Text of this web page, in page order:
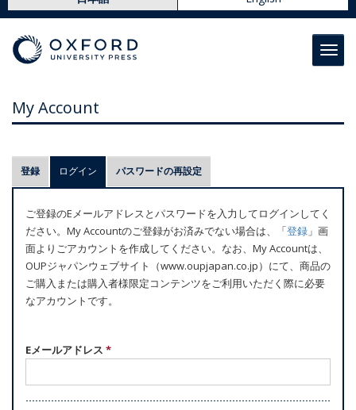
My Account
プ
ラ
マ
リ
ー
タ
ブ
登録 ログイン (アクティブなタブ)
パスワードの再設定
ご登録のEメールアドレスとパスワードを入力してログインしてく
ださい。My Accountのご登録がお済みでない場合は、「登録 」画
面よりごアカウントを作成してください。なお、My Accountは、
OUPジャパンウェブサイト（www.oupjapan.co.jp）にて、商品の
ご購入または購入者様限定コンテンツをご利用いただく際に必要
なアカウントです。
Eメールアドレス *